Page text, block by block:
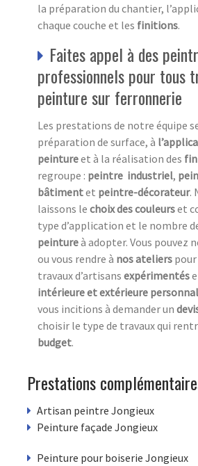
la préparation du chantier,
chaque couche et les finitions.
Faites appel à des
professionnels pour tous
peinture sur ferronnerie
Les prestations de notre équipe
préparation de surface, à
peintureet à la réalisation des
regroupe : peintre industriel,
bâtimentet peintre-décorateur.
laissons le choix des couleurset
type d’application et le nombre
peintureà adopter. Vous pouvez
ou vous rendre à nos ateliers
travaux d’artisans expérimentés
intérieure et extérieure
vous incitions à demander un
choisir le type de travaux qui
budget.
Prestations
Artisan peintre Jongieux
Peinture façade Jongieux
Peinture pour boiserie Jongieux